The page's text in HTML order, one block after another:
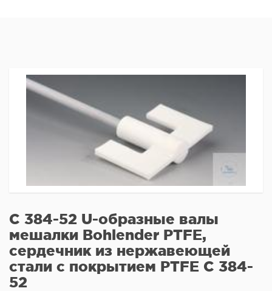
C 384-52 U-образные валы
мешалки Bohlender PTFE,
сердечник из нержавеющей
стали с покрытием PTFE C 384-
52